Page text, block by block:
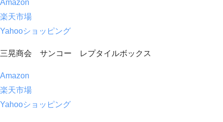
Amazon
楽天市場
Yahooショッピング
三晃商会 サンコー レプタイルボックス
Amazon
楽天市場
Yahooショッピング